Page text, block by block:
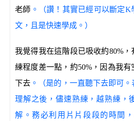
老師 。（讚！其實已經可以斷定K
文，且是快速學成。）
我覺得我在這階段已吸收約80%
練程度差一點，約50%，因為我
下去 。（是的，一直聽下去即可。
理解之後，儘速熟練，越熟練，
解。務必利用片片段段的時間，